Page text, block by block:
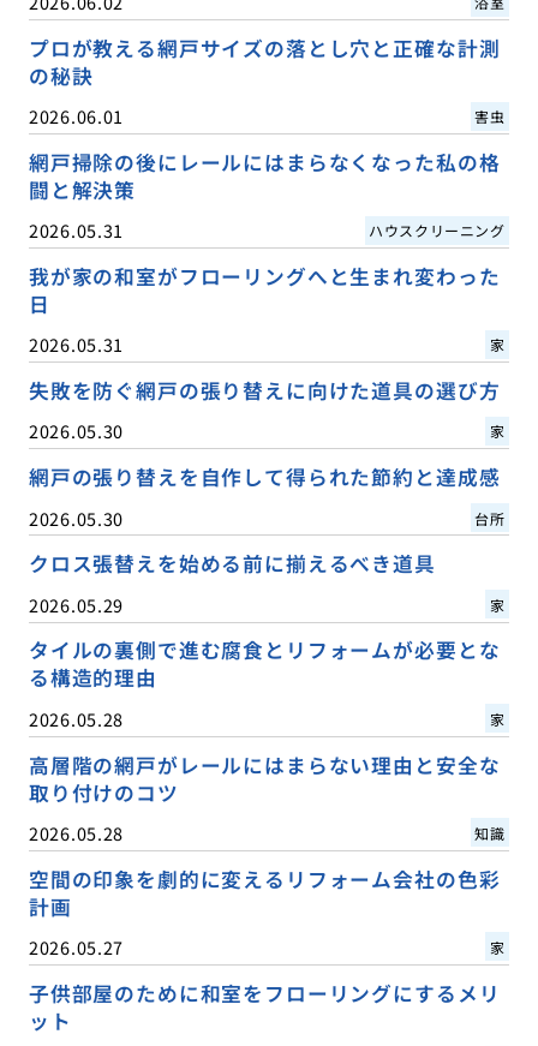
プロが教える網戸サイズの落とし穴と正確な計測
の秘訣
2026.06.01 害虫
網戸掃除の後にレールにはまらなくなった私の格
闘と解決策
2026.05.31 ハウスクリーニング
我が家の和室がフローリングへと生まれ変わった
日
2026.05.31 家
失敗を防ぐ網戸の張り替えに向けた道具の選び方
2026.05.30 家
網戸の張り替えを自作して得られた節約と達成感
2026.05.30 台所
クロス張替えを始める前に揃えるべき道具
2026.05.29 家
タイルの裏側で進む腐食とリフォームが必要とな
る構造的理由
2026.05.28 家
高層階の網戸がレールにはまらない理由と安全な
取り付けのコツ
2026.05.28 知識
空間の印象を劇的に変えるリフォーム会社の色彩
計画
2026.05.27 家
子供部屋のために和室をフローリングにするメリ
ット